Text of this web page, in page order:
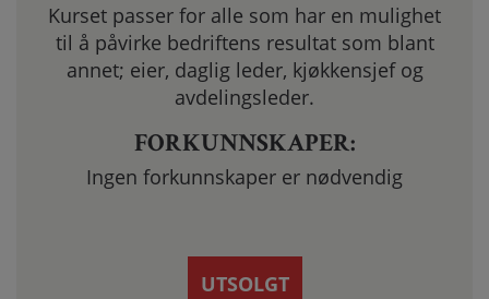
Kurset passer for alle som har en mulighet
til å påvirke bedriftens resultat som blant
annet; eier, daglig leder, kjøkkensjef og
avdelingsleder.
FORKUNNSKAPER:
Ingen forkunnskaper er nødvendig
UTSOLGT